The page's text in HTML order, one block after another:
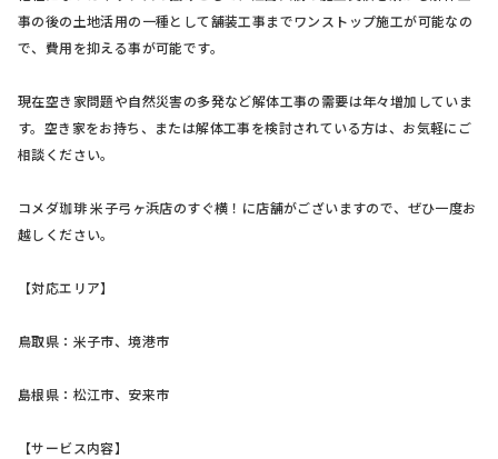
事の後の土地活用の一種として舗装工事までワンストップ施工が可能なの
で、費用を抑える事が可能です。
現在空き家問題や自然災害の多発など解体工事の需要は年々増加していま
す。空き家をお持ち、または解体工事を検討されている方は、お気軽にご
相談ください。
コメダ珈琲 米子弓ヶ浜店のすぐ横！に店舗がございますので、ぜひ一度お
越しください。
【対応エリア】
鳥取県：米子市、境港市
島根県：松江市、安来市
【サービス内容】